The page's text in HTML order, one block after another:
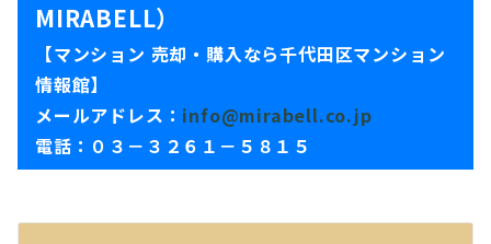
MIRABELL）
【マンション 売却・購入なら千代田区マンション
情報館】
メールアドレス： info@mirabell.co.jp
電話：０３－３２６１－５８１５